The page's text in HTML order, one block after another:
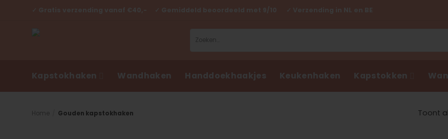
Kapstokhaken Wandhaken Handdoekhaakjes Keukenhaken Kapstokken
Home Gouden kapstokhaken Toont